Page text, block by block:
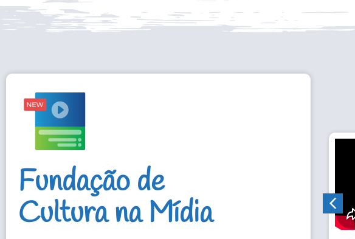
Fundação de
Cultura na Mídia